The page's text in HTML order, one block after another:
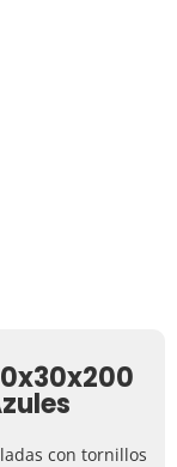
con tornillos